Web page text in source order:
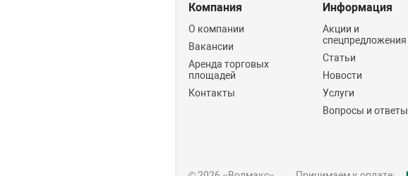
Компания
О компании
Вакансии
Аренда торговых
площадей
Контакты
Информация
Акции и
спецпредложения
Статьи
Новости
Услуги
Вопросы и ответы